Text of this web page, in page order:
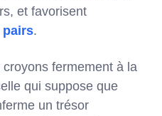
et favorisent
pairs.
fermement à la
qui suppose que
un trésor